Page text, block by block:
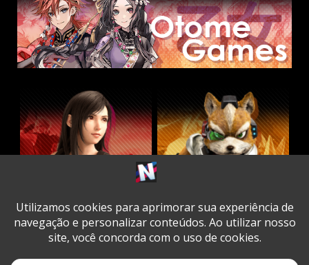
TwitterFacebook
Instagram
YoutubeSpotifyCookie